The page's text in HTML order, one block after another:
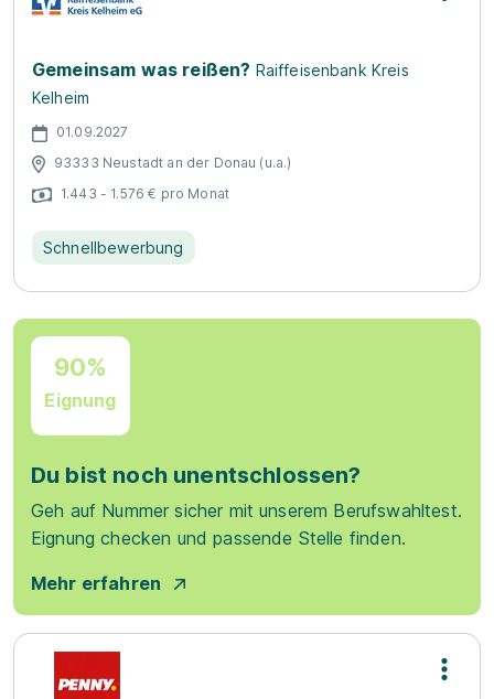
Gemeinsam was reißen? Raiffeisenbank Kreis
Kelheim
01.09.2027
93333 Neustadt an der Donau (u.a.)
1.443 - 1.576 € pro Monat
Schnellbewerbung
90%
Eignung
Du bist noch unentschlossen?
Geh auf Nummer sicher mit unserem Berufswahltest.
Eignung checken und passende Stelle finden.
Mehr erfahren